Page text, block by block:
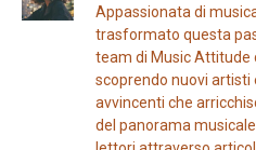
Appassionata di
trasformato questa
team di Music Attitude
scoprendo nuovi artisti
avvincenti che
del panorama